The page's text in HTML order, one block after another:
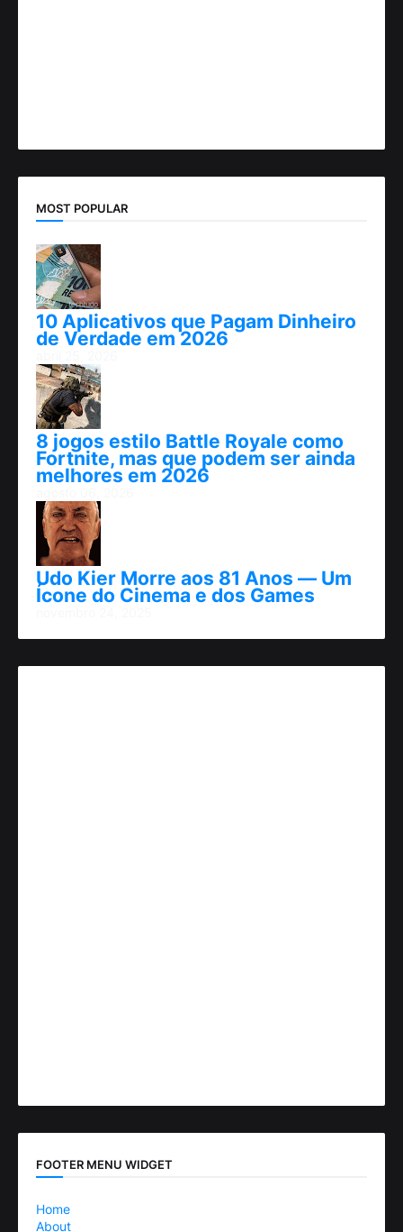
MOST POPULAR
10 Aplicativos que Pagam Dinheiro
de Verdade em 2026
8 jogos estilo Battle Royale como
Fortnite, mas que podem ser ainda
melhores em 2026
Udo Kier Morre aos 81 Anos — Um
Ícone do Cinema e dos Games
FOOTER MENU WIDGET
Home
About